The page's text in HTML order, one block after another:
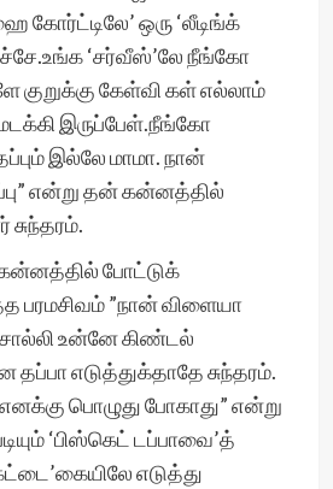
கோர்ட்டிலே’ ஒரு ‘லீடிங்க்
‘சர்வீஸ்’லே நீங்கோ
கேள்வி கள் எல்லாம்
இருப்பேள்.நீங்கோ
இல்லே மாமா. நான்
என்று தன் கன்னத்தில்
கன்னத்தில் போட்டுக்
”நான் விளையா
உன்னே கிண்டல்
எடுத்துக்தாதே சுந்தரம்.
பொழுது போகாது” என்று
‘பிஸ்கெட் டப்பாவை’த்
எடுத்து